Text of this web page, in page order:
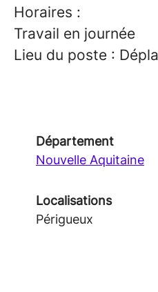
Horaires :
Travail en journée
Lieu du poste :
Département
Nouvelle Aquitaine
Localisations
Périgueux